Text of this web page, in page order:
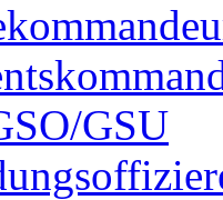
GSU